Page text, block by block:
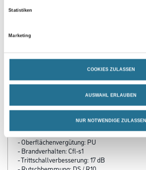
Statistiken
Marketing
COOKIES ZULASSEN
AUSWAHL ERLAUBEN
NUR NOTWENDIGE ZULASSEN
PRODUKTEIGENSCHAFTEN
Produkteigenschaft
- Rollenbreite: 400 cm
- Gesamtstärke: 2,80 mm
- Oberflächenvergütung: PU
- Brandverhalten: Cfl-s1
- Trittschallverbesserung: 17 dB